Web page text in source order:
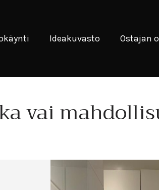
Ideakuvasto Ostajan
vai